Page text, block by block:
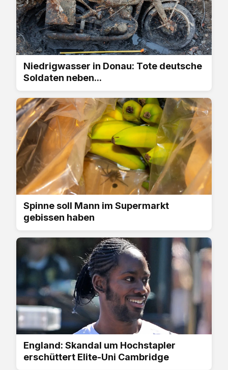
Niedrigwasser in Donau: Tote deutsche
Soldaten neben...
Spinne soll Mann im Supermarkt
gebissen haben
England: Skandal um Hochstapler
erschüttert Elite-Uni Cambridge